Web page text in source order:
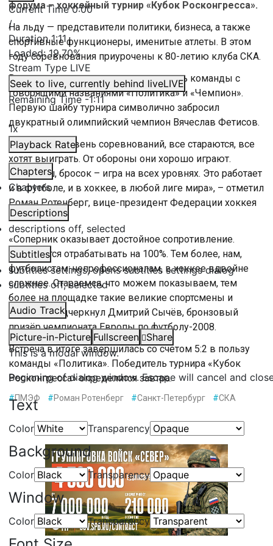
Current Time0:00
/
Duration1:11
Loaded:19.70%
Stream Type LIVE
Seek to live, currently behind liveLIVE
Remaining Time-1:11
1x
Playback Rate
Chapters
Chapters
Descriptions
descriptions off, selected
Subtitles
subtitles settings, opens subtitles settings dialog
subtitles off, selected
Audio Track
Picture-in-Picture Fullscreen
Share
This is a modal window.
Beginning of dialog window. Escape will cancel and
Text
Color Transparency
Background
Color Transparency
Window
Color Transparency
форума – хоккейный турнир «Кубок Росконгресса».
На льду — представители политики, бизнеса, а также
спортивные функционеры, именитые атлеты. В этом
году соревнования приурочены к 80-летию клуба СКА.
В матче открытия сегодня встретились команды с
говорящими названиями «Политика» и «Чемпион».
Первую шайбу турнира символично забросил
двукратный олимпийский чемпион Вячеслав Фетисов.
«Хороший уровень соревнований, все стараются, все
хотят выиграть. От обороны они хорошо играют.
Обыгрыш, бросок – игра на всех уровнях. Это работает
и в футболе, и в хоккее, в любой лиге мира», – отметил
Роман Ротенберг, вице-президент Федерации хоккея
России.
«Соперник оказывает достойное сопротивление.
Приходится отрабатывать на 100%. Тем более, нам,
футболистам-непрофессионалам, в хоккее вдвойне
сложнее. Стараемся, что можем показываем, тем
более на площадке такие великие спортсмены и
люди», – подчеркнул Дмитрий Сычёв, бронзовый
призёр чемпионата Европы по футболу-2008.
Встреча в итоге завершилась со счетом 5:2 в пользу
команды «Политика». Победитель турнира «Кубок
Росконгресса» определится завтра.
#ПМЭФ #Роман Ротенберг #Санкт-Петербург #СКА